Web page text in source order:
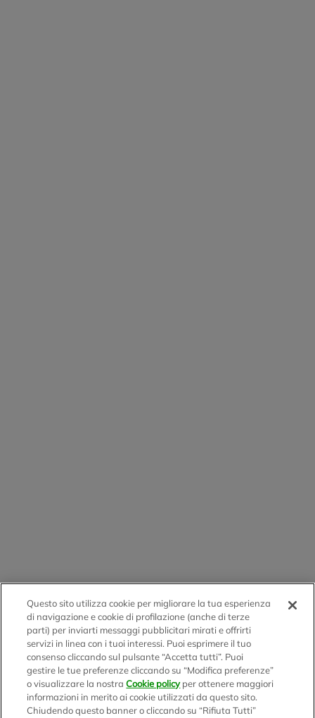
Questo sito utilizza cookie per migliorare la tua esperienza
di navigazione e cookie di profilazione (anche di terze
parti) per inviarti messaggi pubblicitari mirati e offrirti
servizi in linea con i tuoi interessi. Puoi esprimere il tuo
consenso cliccando sul pulsante “Accetta tutti”. Puoi
gestire le tue preferenze cliccando su “Modifica preferenze”
o visualizzare la nostraCookie policyper ottenere maggiori
informazioni in merito ai cookie utilizzati da questo sito.
Chiudendo questo banner o cliccando su “Rifiuta Tutti”